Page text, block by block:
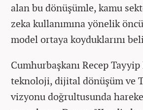
alan bu dönüşümle, kamu
zeka kullanımına yönelik
model ortaya koyduklarını
Cumhurbaşkanı Recep
teknoloji, dijital dönüşüm ve
vizyonu doğrultusunda